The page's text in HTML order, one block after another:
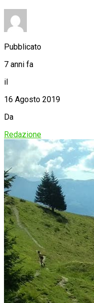
Pubblicato
7 anni fa
il
16 Agosto 2019
Da
Redazione